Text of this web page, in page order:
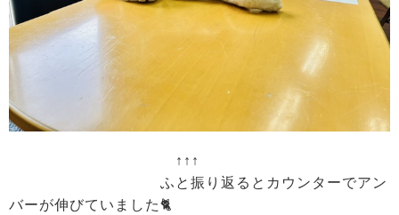
↑↑↑
ふと振り返るとカウンターでアン
バーが伸びていました🐈